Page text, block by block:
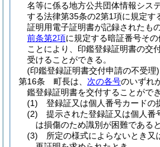
名等に係る地方公共団体情報シス
する法律第35条の2第1項に規定す
証明用電子証明書が記録されたも
前条第2項に規定する暗証番号そ
ことにより、印鑑登録証明書の交
受けることができる。
(印鑑登録証明書交付申請の不受理)
第16条
町長は、 次の各号のいずれ
鑑登録証明書を交付することができ
(1)
登録証又は個人番号カードの
(2)
提示された登録証又は個人番
は損傷のため識別が困難であると
(3)
所定の様式によらないとき又